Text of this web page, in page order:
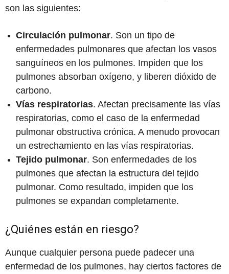
son las siguientes:
Circulación pulmonar. Son un tipo de
enfermedades pulmonares que afectan los vasos
sanguíneos en los pulmones. Impiden que los
pulmones absorban oxígeno, y liberen dióxido de
carbono.
Vías respiratorias. Afectan precisamente las vías
respiratorias, como el caso de la enfermedad
pulmonar obstructiva crónica. A menudo provocan
un estrechamiento en las vías respiratorias.
Tejido pulmonar. Son enfermedades de los
pulmones que afectan la estructura del tejido
pulmonar. Como resultado, impiden que los
pulmones se expandan completamente.
¿Quiénes están en riesgo?
Aunque cualquier persona puede padecer una
enfermedad de los pulmones, hay ciertos factores de